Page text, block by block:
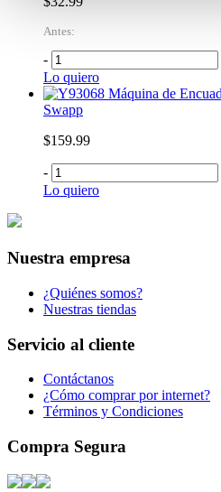
Antes:
-
Lo quiero
Máquina de
Swapp
$159.99
-
Lo quiero
Nuestra empresa
¿Quiénes somos?
Nuestras tiendas
Servicio al cliente
Contáctanos
¿Cómo comprar por internet?
Términos y Condiciones
Compra Segura